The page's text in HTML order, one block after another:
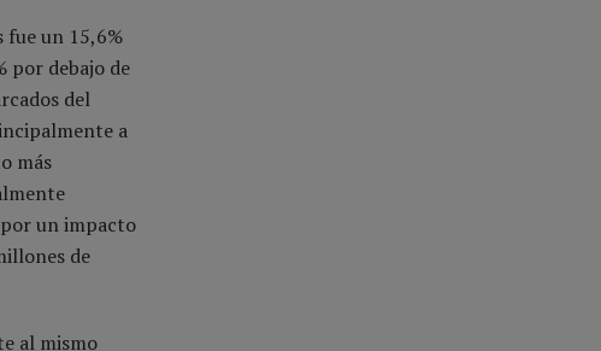
fue un 15,6%
por debajo de
del
a
más
un impacto
de
al mismo